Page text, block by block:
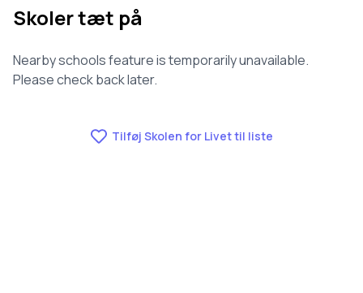
Skoler tæt på
Nearby schools feature is temporarily unavailable.
Please check back later.
Tilføj Skolen for Livet til liste